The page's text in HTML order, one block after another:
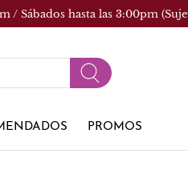
/ Sábados hasta las 3:00pm
PROMOS